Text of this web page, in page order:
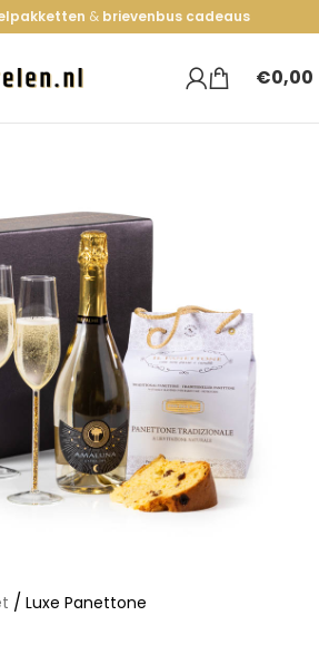
& brievenbus cadeaus
€0,00
/ Luxe Panettone